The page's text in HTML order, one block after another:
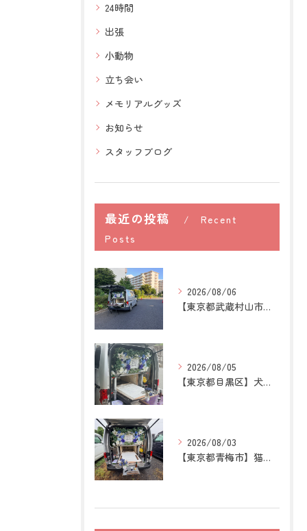
24時間
出張
小動物
立ち会い
メモリアルグッズ
お知らせ
スタッフブログ
最近の投稿
Recent
Posts
2026/08/06
【東京都武蔵村山市】犬の訪問ペット火葬｜愛犬との最後の時間を...
2026/08/05
【東京都目黒区】犬の訪問ペット火葬｜住み慣れた場所で心穏やか...
2026/08/03
【東京都青梅市】猫の訪問ペット火葬｜後悔しないために知ってお...